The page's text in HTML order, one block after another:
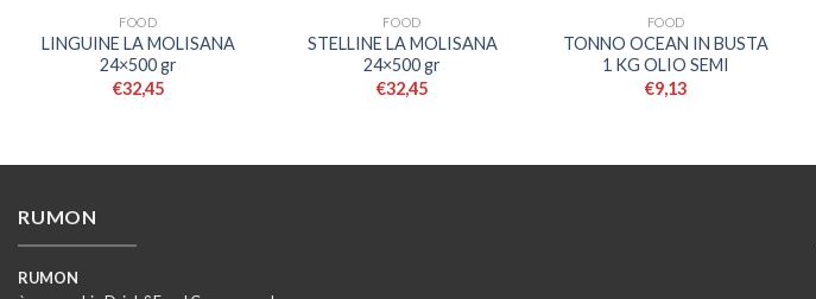
FOOD
LINGUINE LA MOLISANA
24×500 gr
€32,45
FOOD
STELLINE LA MOLISANA
24×500 gr
€32,45
FOOD
TONNO OCEAN IN BUSTA
1 KG OLIO SEMI
€9,13
RUMON
RUMON